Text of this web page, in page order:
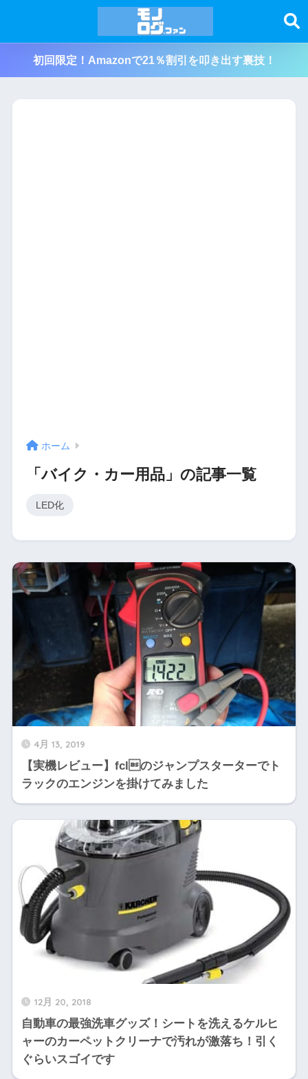
初回限定！Amazonで21％割引を叩き出す裏技！
ホーム
「バイク・カー用品」の記事一覧
LED化
4月 13, 2019
【実機レビュー】fclのジャンプスターターでト
ラックのエンジンを掛けてみました
12月 20, 2018
自動車の最強洗車グッズ！シートを洗えるケルヒ
ャーのカーペットクリーナで汚れが激落ち！引く
ぐらいスゴイです